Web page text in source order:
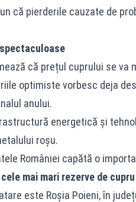
că pierderile cauzate de
că prețul cuprului se va
optimiste vorbesc deja
anului.
energetică și
roșu.
României capătă o
mai mari rezerve de
este Roșia Poieni, în